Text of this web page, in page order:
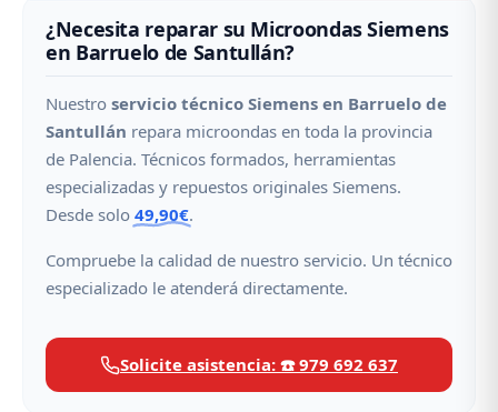
¿Necesita reparar su Microondas Siemens
en Barruelo de Santullán?
Nuestro servicio técnico Siemens en Barruelo de
Santullán repara microondas en toda la provincia
de Palencia. Técnicos formados, herramientas
especializadas y repuestos originales Siemens.
Desde solo 49,90€.
Compruebe la calidad de nuestro servicio. Un técnico
especializado le atenderá directamente.
Solicite asistencia: ☎️ 979 692 637